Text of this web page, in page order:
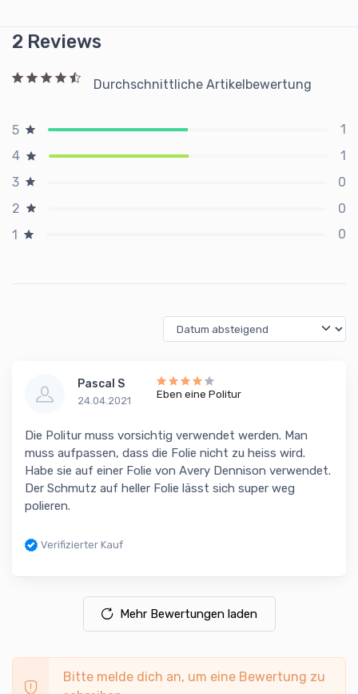
2 Reviews
Durchschnittliche Artikelbewertung
5
1
4
1
3
0
2
0
1
0
Pascal S
24.04.2021
Eben eine Politur
Die Politur muss vorsichtig verwendet werden. Man
muss aufpassen, dass die Folie nicht zu heiss wird.
Habe sie auf einer Folie von Avery Dennison verwendet.
Der Schmutz auf heller Folie lässt sich super weg
polieren.
Verifizierter Kauf
Mehr Bewertungen laden
Bitte melde dich an, um eine Bewertung zu